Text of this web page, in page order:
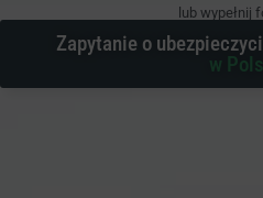
lub wypełnij
Zapytanie o
w